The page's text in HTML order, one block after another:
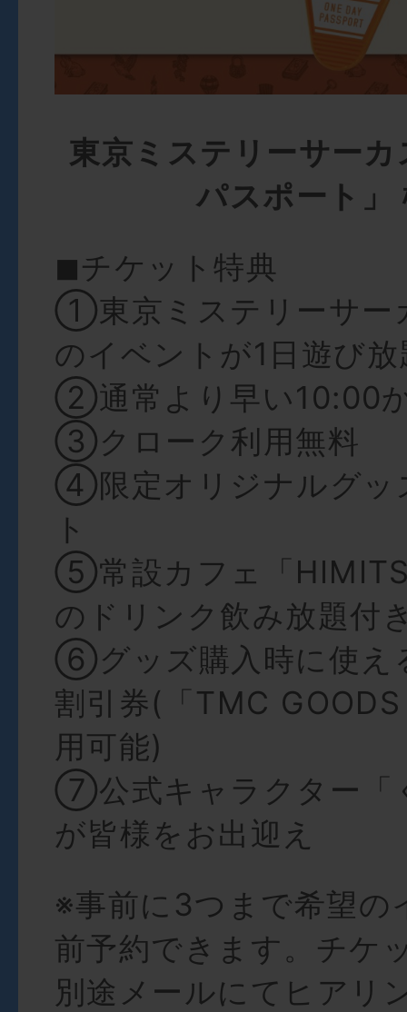
東京ミステリーサー
パスポート」
◼︎チケット特典
①東京ミステリーサー
のイベントが1日遊び放
②通常より早い10:00
③クローク利用無料
④限定オリジナルグッ
ト
⑤常設カフェ「
のドリンク飲み放題付
⑥グッズ購入時に使え
割引券(「TMC
用可能)
⑦公式キャラクター「
が皆様をお出迎え
※事前に3つまで希望の
前予約できます。チケ
別途メールにてヒアリ